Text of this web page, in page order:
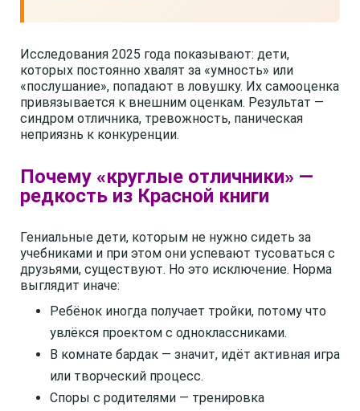
Исследования 2025 года показывают: дети,
которых постоянно хвалят за «умность» или
«послушание», попадают в ловушку. Их самооценка
привязывается к внешним оценкам. Результат —
синдром отличника, тревожность, паническая
неприязнь к конкуренции.
Почему «круглые отличники» —
редкость из Красной книги
Гениальные дети, которым не нужно сидеть за
учебниками и при этом они успевают тусоваться с
друзьями, существуют. Но это исключение. Норма
выглядит иначе:
Ребёнок иногда получает тройки, потому что
увлёкся проектом с одноклассниками.
В комнате бардак — значит, идёт активная игра
или творческий процесс.
Споры с родителями — тренировка